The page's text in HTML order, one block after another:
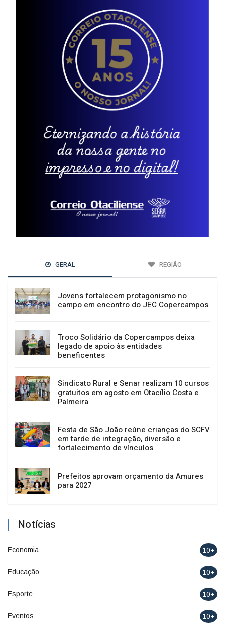
GERAL REGIÃO
Jovens fortalecem protagonismo no
campo em encontro do JEC Copercampos
Troco Solidário da Copercampos deixa
legado de apoio às entidades
beneficentes
Sindicato Rural e Senar realizam 10 cursos
gratuitos em agosto em Otacílio Costa e
Palmeira
Festa de São João reúne crianças do SCFV
em tarde de integração, diversão e
fortalecimento de vínculos
Prefeitos aprovam orçamento da Amures
para 2027
Notícias
Economia 10+
Educação 10+
Esporte 10+
Eventos 10+